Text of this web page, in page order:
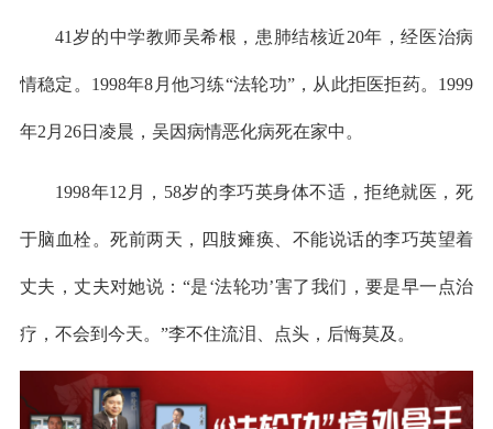
41岁的中学教师吴希根，患肺结核近20年，经医治病
情稳定。1998年8月他习练“法轮功”，从此拒医拒药。1999
年2月26日凌晨，吴因病情恶化病死在家中。
1998年12月，58岁的李巧英身体不适，拒绝就医，死
于脑血栓。死前两天，四肢瘫痪、不能说话的李巧英望着
丈夫，丈夫对她说：“是‘法轮功’害了我们，要是早一点治
疗，不会到今天。”李不住流泪、点头，后悔莫及。